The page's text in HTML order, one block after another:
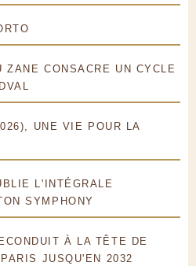
CONSACRE UN CYCLE
UNE VIE POUR LA
L'INTÉGRALE
SYMPHONY
À LA TÊTE DE
JUSQU'EN 2032